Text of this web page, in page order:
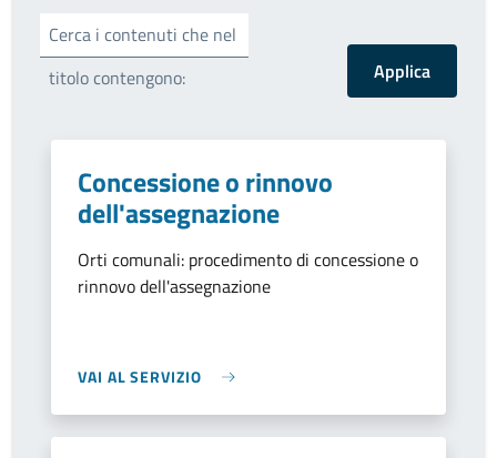
Cerca i contenuti che nel
titolo contengono:
Concessione o rinnovo
dell'assegnazione
Orti comunali: procedimento di concessione o
rinnovo dell'assegnazione
VAI AL SERVIZIO